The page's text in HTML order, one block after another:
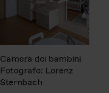
Camera dei bambini
Fotografo: Lorenz
Sternbach